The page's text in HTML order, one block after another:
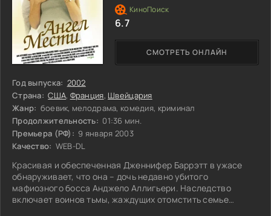
Год выпуска: 2002
Страна: США, Франция, Швейцария
Жанр: боевик, мелодрама, комедия, криминал
Продолжительность: 01:36 мин.
Премьера (РФ): 9 января 2003
Качество: WEB-DL
Красивая и обеспеченная Дженнифер Баррэтт в ужасе
обнаруживает, что она – дочь недавно убитого
мафиозного босса Анджело Аллигьери. Наследство
включает воинов тьмы, жаждущих отомстить семье
СМОТРЕТЬ ОНЛАЙН
6.7